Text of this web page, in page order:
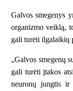
Galvos smegenys
organizmo veiklą,
gali turėti ilgalaikių
„Galvos smegenų
gali turėti įtakos
neuronų jungtis ir